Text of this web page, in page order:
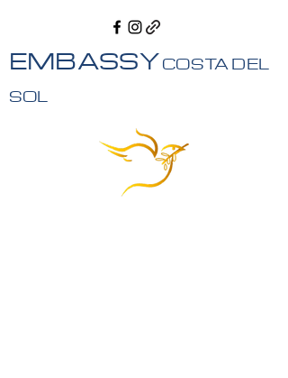
EMBASSYCOSTA DEL
SOL